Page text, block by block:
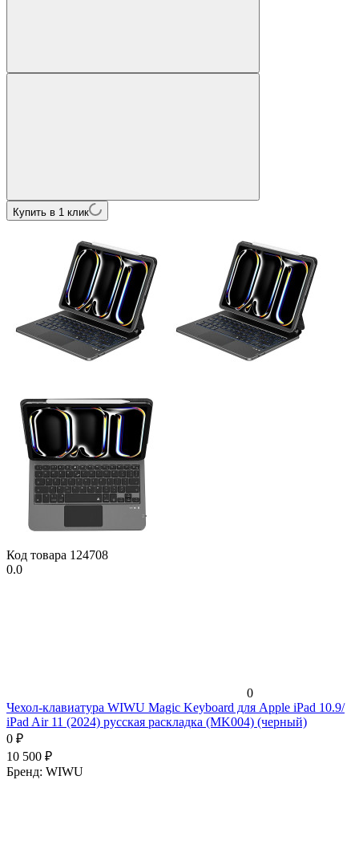
Купить в 1 клик
Код товара 124708
0.0
0
Чехол-клавиатура WIWU Magic Keyboard для Apple iPad 10.9/
iPad Air 11 (2024) русская раскладка (MK004) (черный)
0 ₽
10 500 ₽
Бренд: WIWU